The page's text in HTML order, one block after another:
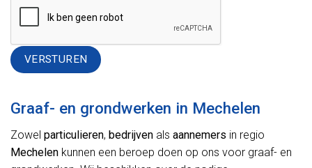
Graaf- en grondwerken in Mechelen
Zowel particulieren, bedrijven als aannemers in regio
Mechelen kunnen een beroep doen op ons voor graaf- en